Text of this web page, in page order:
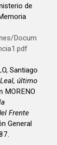
Docum
Santiago
último
MORENO
Frente
General